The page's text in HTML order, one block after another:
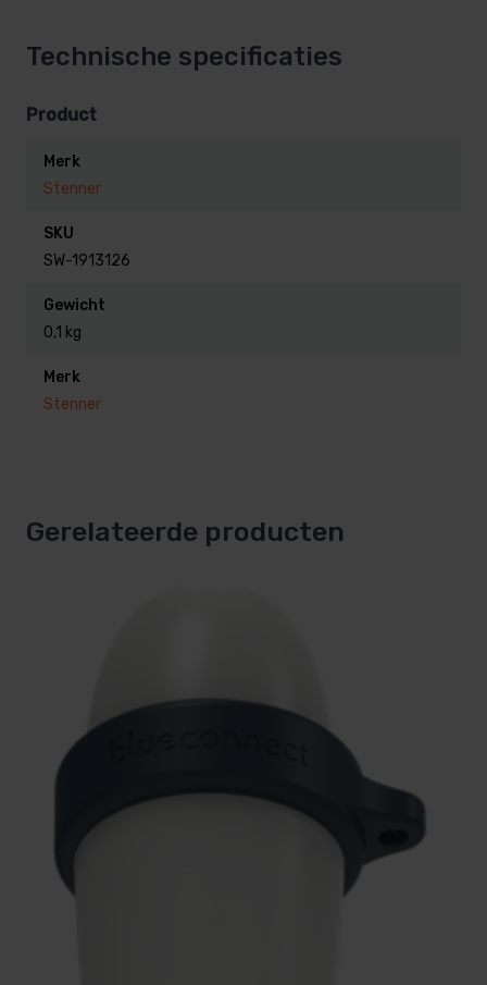
Technische specificaties
Product
Merk
Stenner
SKU
SW-1913126
Gewicht
0,1 kg
Merk
Stenner
Gerelateerde producten